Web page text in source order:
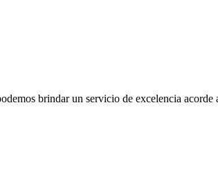
brindar un servicio de excelencia acorde